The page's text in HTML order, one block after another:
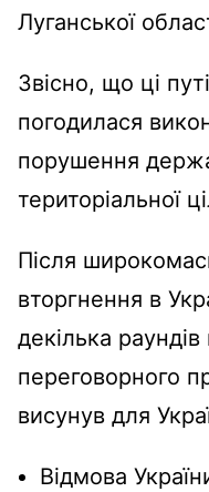
Луганської
Звісно, що ці
погодилася
порушення
територіальної
Після
вторгнення в
декілька
переговорного
висунув для
Відмова